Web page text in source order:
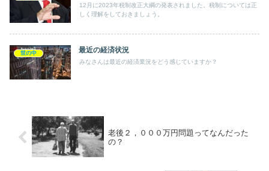
12月に2023年税制改正大綱の発表されました。税制については正
しく理解をしておきましょう。
世の中 最近の経済状況
みなさんは最近の経済業況をどう感じていますか？
老後２，０００万円問題ってなんだった
の？